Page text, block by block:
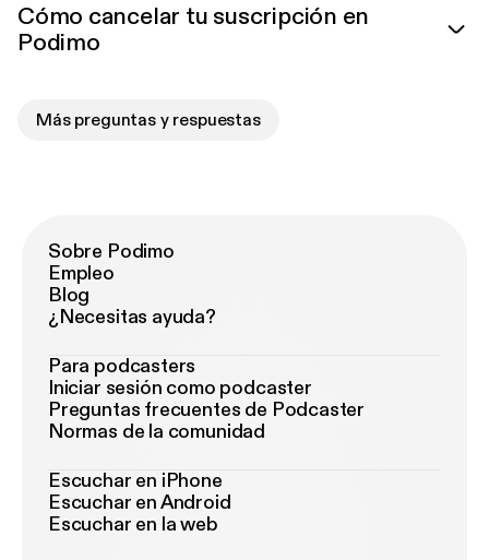
Cómo cancelar tu suscripción en
Podimo
Más preguntas y respuestas
Sobre Podimo
Empleo
Blog
¿Necesitas ayuda?
Para podcasters
Iniciar sesión como podcaster
Preguntas frecuentes de Podcaster
Normas de la comunidad
Escuchar en iPhone
Escuchar en Android
Escuchar en la web